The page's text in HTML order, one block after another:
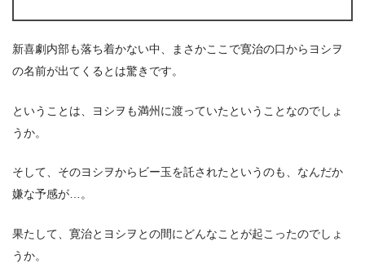
新喜劇内部も落ち着かない中、まさかここで寛治の口からヨシヲ
の名前が出てくるとは驚きです。
ということは、ヨシヲも満州に渡っていたということなのでしょ
うか。
そして、そのヨシヲからビー玉を託されたというのも、なんだか
嫌な予感が…。
果たして、寛治とヨシヲとの間にどんなことが起こったのでしょ
うか。